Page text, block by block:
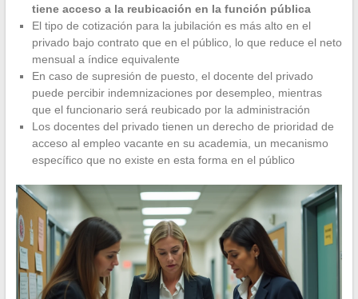
tiene acceso a la reubicación en la función pública
El tipo de cotización para la jubilación es más alto en el
privado bajo contrato que en el público, lo que reduce el neto
mensual a índice equivalente
En caso de supresión de puesto, el docente del privado
puede percibir indemnizaciones por desempleo, mientras
que el funcionario será reubicado por la administración
Los docentes del privado tienen un derecho de prioridad de
acceso al empleo vacante en su academia, un mecanismo
específico que no existe en esta forma en el público